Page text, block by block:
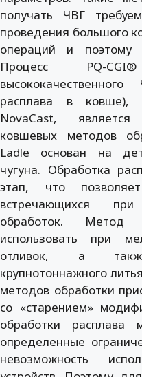
получать ЧВГ
проведения большого
операций и поэтому
Процесс PQ-
расплава в ковше),
NovaCast,
ковшевых методов
Ladle основан на
чугуна. Обработка
этап, что
встречающихся
обработок.
использовать при
отливок, а
крупнотоннажного
методов обработки
со «старением»
обработки расплава
определенные
невозможность